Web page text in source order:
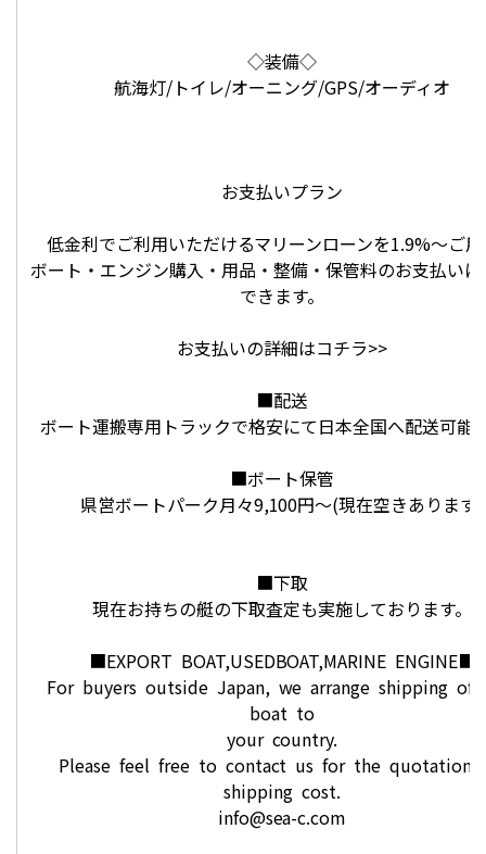
◇装備◇
航海灯/トイレ/オーニング/GPS/オーディオ
お支払いプラン
低金利でご利用いただけるマリーンローンを1.9%～ご
ボート・エンジン購入・用品・整備・保管料のお支払い
できます。
お支払いの詳細はコチラ>>
■配送
ボート運搬専用トラックで格安にて日本全国へ配送可能
■ボート保管
県営ボートパーク月々9,100円～(現在空きあります)
■下取
現在お持ちの艇の下取査定も実施しております。
■EXPORT BOAT,USEDBOAT,MARINE ENGINE■
For buyers outside Japan, we arrange shipping
boat to
your country.
Please feel free to contact us for the
shipping cost.
info@sea-c.com